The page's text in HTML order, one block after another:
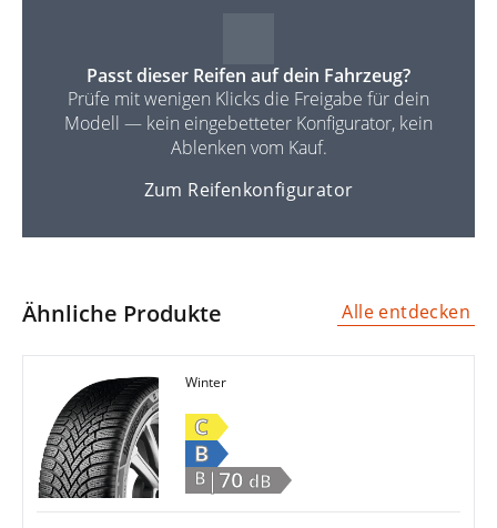
Passt dieser Reifen auf dein Fahrzeug?
Prüfe mit wenigen Klicks die Freigabe für dein
Modell — kein eingebetteter Konfigurator, kein
Ablenken vom Kauf.
Zum Reifenkonfigurator
Ähnliche Produkte Alle entdecken
Winter
C
B
B |70 dB